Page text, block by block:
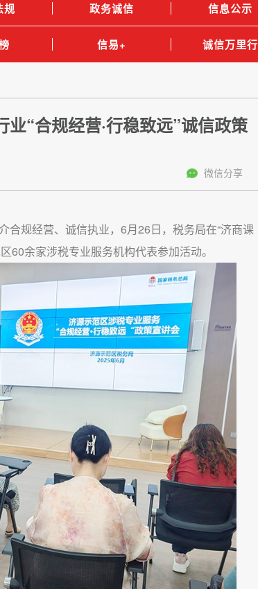
规 政务诚信 信息公示
信易+ 诚信万里行
“合规经营·行稳致远”诚信政策
微信分享
规经营、诚信执业，6月26日，税务局在“济商课
60余家涉税专业服务机构代表参加活动。